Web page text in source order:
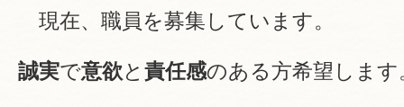
現在、職員を募集しています。
誠実で意欲と 責任感のある方希望します